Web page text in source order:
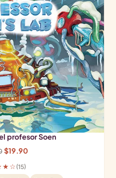
profesor Soen
El
precio
original
$19.90El
actual
(15)